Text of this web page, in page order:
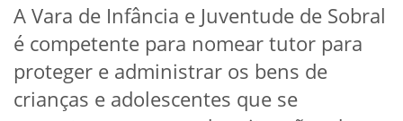
A Vara de Infância e Juventude de Sobral
é competente para nomear tutor para
proteger e administrar os bens de
crianças e adolescentes que se